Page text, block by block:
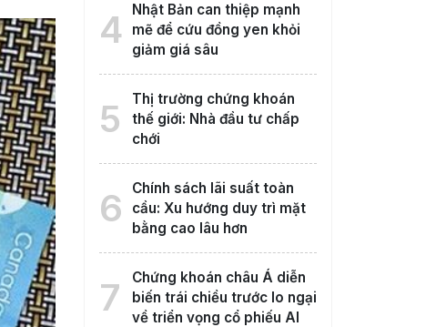
4
Nhật Bản can thiệp mạnh
mẽ để cứu đồng yen khỏi
giảm giá sâu
5
Thị trường chứng khoán
thế giới: Nhà đầu tư chấp
chới
6
Chính sách lãi suất toàn
cầu: Xu hướng duy trì mặt
bằng cao lâu hơn
7
Chứng khoán châu Á diễn
biến trái chiều trước lo ngại
về triển vọng cổ phiếu AI